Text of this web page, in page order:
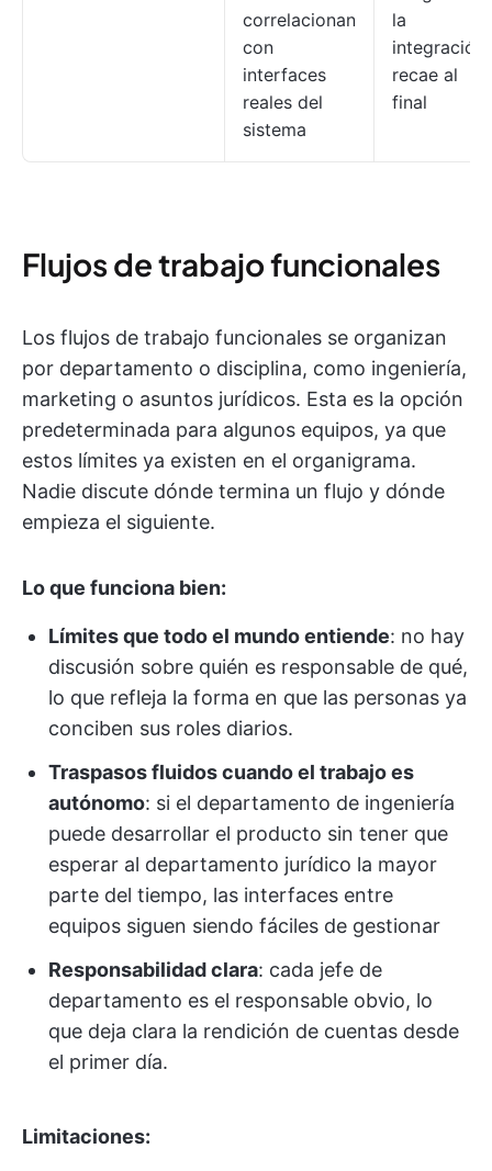
correlacionan
con
interfaces
reales del
sistema
la
integración
recae al
final
Flujos de trabajo funcionales
Los flujos de trabajo funcionales se organizan
por departamento o disciplina, como ingeniería,
marketing o asuntos jurídicos. Esta es la opción
predeterminada para algunos equipos, ya que
estos límites ya existen en el organigrama.
Nadie discute dónde termina un flujo y dónde
empieza el siguiente.
Lo que funciona bien:
Límites que todo el mundo entiende: no hay
discusión sobre quién es responsable de qué,
lo que refleja la forma en que las personas ya
conciben sus roles diarios.
Traspasos fluidos cuando el trabajo es
autónomo: si el departamento de ingeniería
puede desarrollar el producto sin tener que
esperar al departamento jurídico la mayor
parte del tiempo, las interfaces entre
equipos siguen siendo fáciles de gestionar
Responsabilidad clara: cada jefe de
departamento es el responsable obvio, lo
que deja clara la rendición de cuentas desde
el primer día.
Limitaciones: